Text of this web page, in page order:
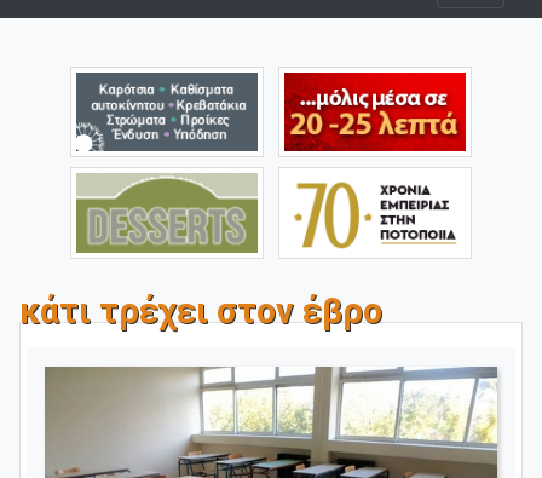
κάτι τρέχει στον έβρο